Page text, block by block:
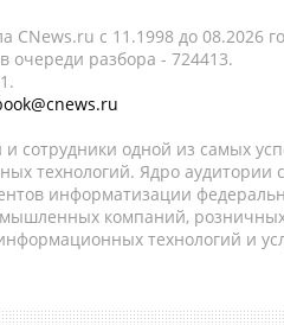
CNews.ru c 11.1998 до 08.2026
очереди разбора - 724413.
сотрудники одной из самых
технологий. Ядро аудитории
информатизации
компаний,
технологий и